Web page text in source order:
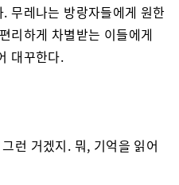
무레나는 방랑자들에게 원한
리하게 차별받는 이들에게
대꾸한다.
런 거겠지. 뭐, 기억을 읽어